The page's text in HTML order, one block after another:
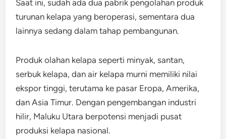
Saat ini, sudah ada dua pabrik pengolahan produk
turunan kelapa yang beroperasi, sementara dua
lainnya sedang dalam tahap pembangunan.
Produk olahan kelapa seperti minyak, santan,
serbuk kelapa, dan air kelapa murni memiliki nilai
ekspor tinggi, terutama ke pasar Eropa, Amerika,
dan Asia Timur. Dengan pengembangan industri
hilir, Maluku Utara berpotensi menjadi pusat
produksi kelapa nasional.